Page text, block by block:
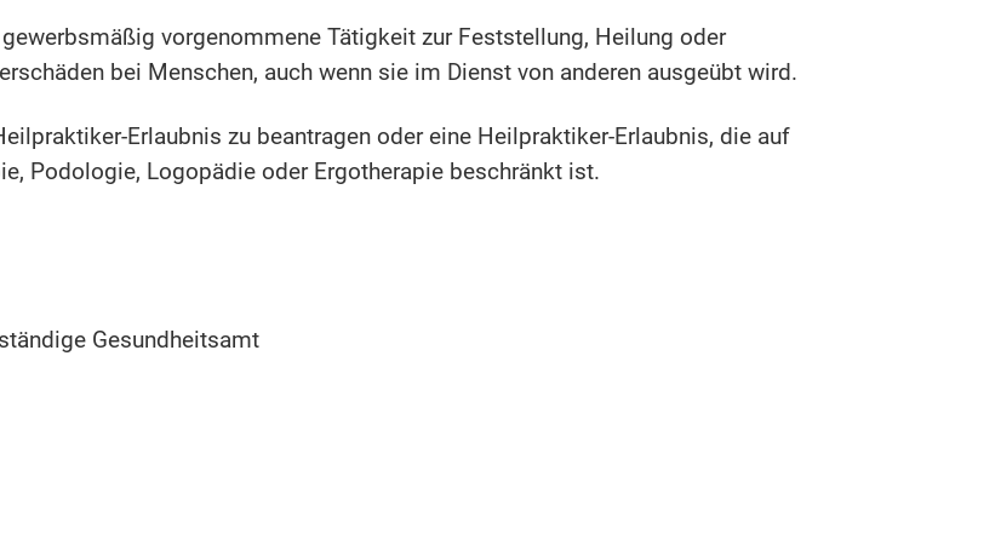
vorgenommene Tätigkeit zur Feststellung, Heilung oder
bei Menschen, auch wenn sie im Dienst von anderen ausgeübt wird.
Erlaubnis zu beantragen oder eine Heilpraktiker-Erlaubnis, die auf
Podologie, Logopädie oder Ergotherapie beschränkt ist.
Gesundheitsamt